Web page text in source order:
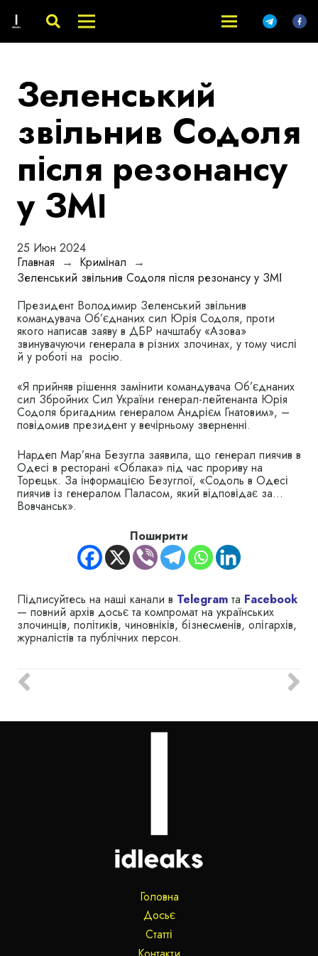
Зеленський
звільнив Содоля
після резонансу
у ЗМІ
25 Июн 2024
Главная
→ Кримінал
→
Зеленський звільнив Содоля після резонансу у ЗМІ
Президент Володимир Зеленський звільнив
командувача Об’єднаних сил Юрія Содоля, проти
якого написав заяву в ДБР начштабу «Азова»
звинувачуючи генерала в різних злочинах, у тому числі
й у роботі на росію.
«Я прийняв рішення замінити командувача Об’єднаних
сил Збройних Сил України генерал-лейтенанта Юрія
Содоля бригадним генералом Андрієм Гнатовим», –
повідомив президент у вечірньому зверненні.
Нардеп Мар’яна Безугла заявила, що генерал пиячив в
Одесі в ресторані «Облака» під час прориву на
Торецьк. За інформацією Безуглої, «Содоль в Одесі
пиячив із генералом Паласом, який відповідає за…
Вовчанськ».
Поширити
Підписуйтесь на наші канали в Telegram та Facebook
— повний архів досьє та компромат на українських
злочинців, політиків, чиновніків, бізнесменів, олігархів,
журналістів та публічних персон.
Головна
Досьє
Статті